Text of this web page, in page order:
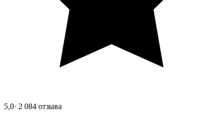
5,0· 2 084 отзыва